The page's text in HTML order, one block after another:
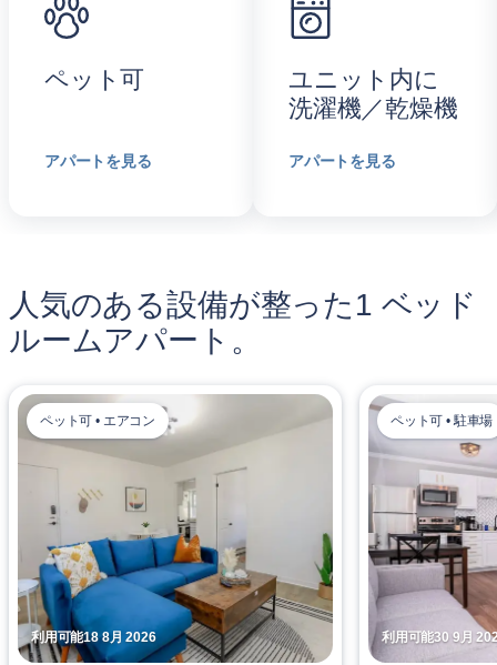
ペット可
アパートを見る
ユニット内に
洗濯機／乾燥機
アパートを見る
人気のある設備が整った1 ベッド
ルームアパート。
利用可能18 8月 2026
ペット可 • エアコン
利用可能30 9月
ペット可 • 駐車場